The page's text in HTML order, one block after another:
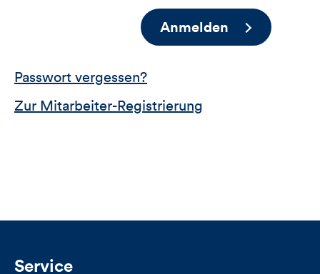
Anmelden
Passwort vergessen?
Zur Mitarbeiter-Registrierung
Service